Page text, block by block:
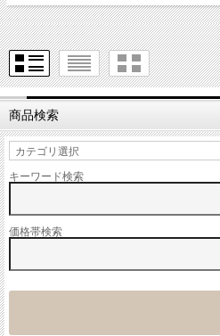
商品検索
キーワード検索
価格帯検索